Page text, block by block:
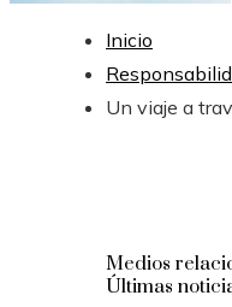
Inicio
Un viaje a
Medios
Últimas